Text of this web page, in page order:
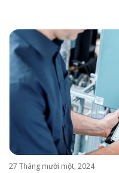
27 Tháng mười một, 2024